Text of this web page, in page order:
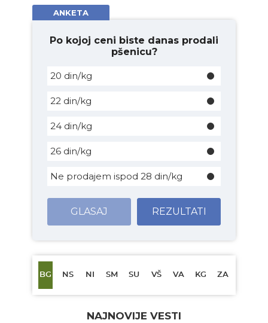
ANKETA
Po kojoj ceni biste danas prodali
pšenicu?
20 din/kg
22 din/kg
24 din/kg
26 din/kg
Ne prodajem ispod 28 din/kg
GLASAJ REZULTATI
BG NS NI SM SU VŠ VA KG ZA
NAJNOVIJE VESTI